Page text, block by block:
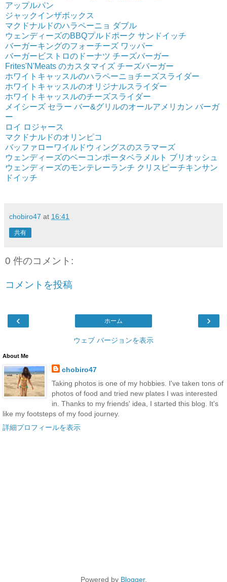
アップルパン
ジャックインザボックス
マクドナルドのハラペーニョ ダブル
ウェンディーズのBBQプルドポーク サンドイッチ
バーガーキングのフォーチーズ ワッパー
バーガービストロのドーナツ チーズバーガー
Frites'N'Meats のカスタマイズ チーズバーガー
ホワイトキャッスルのハラペーニョチーズスライダー
ホワイトキャッスルのオリジナルスライダー
ホワイトキャッスルのチーズスライダー
メイシーズ セラー バー&グリルのオールアメリカン バーガ
ー
ロイ ロジャース
マクドナルドのオリンピコ
バッファローワイルドウィングスのスラマーズ
ウェンディーズのベーコンポータベラメルト ブリオッシュ
ウェンディーズのモンテレーランチ クリスピーチキンサン
ドイッチ
chobiro47 at 16:41
共有
0 件のコメント:
コメントを投稿
‹ ›
ホーム
ウェブ バージョンを表示
About Me
chobiro47
Taking photos is one of my hobbies. I've taken tons of
photos of food and tried new plates I was interested
in. Thanks to my friends' idea, I started this blog. It's
like my footsteps of my food journey.
詳細プロフィールを表示
Powered by Blogger.